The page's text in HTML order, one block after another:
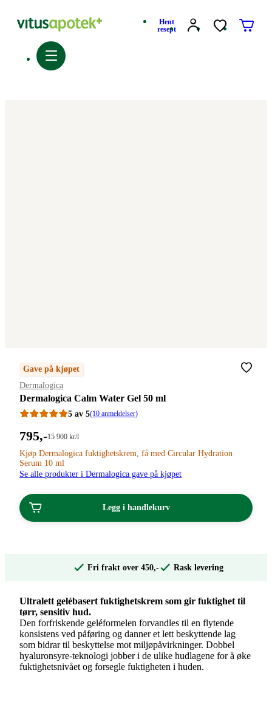
Hent
resept
Gave på kjøpet
Merke:
Dermalogica
Dermalogica Calm Water Gel 50 ml
5 av 5(10 anmeldelser)
Pris:
795,00
kroner.
795,-Stykkpris:
900,00/l
kroner.
15 900 kr/l
Kjøp Dermalogica fuktighetskrem, få med Circular Hydration
Serum 10 ml
Se alle produkter i Dermalogica gave på kjøpet
Legg i handlekurv
Fri frakt over 450,- Rask levering
Ultralett gelébasert fuktighetskrem som gir fuktighet til
tørr, sensitiv hud.
Den forfriskende geléformelen forvandles til en flytende
konsistens ved påføring og danner et lett beskyttende lag
som bidrar til beskyttelse mot miljøpåvirkninger. Dobbel
hyaluronsyre-teknologi jobber i de ulike hudlagene for å øke
fuktighetsnivået og forsegle fuktigheten i huden.